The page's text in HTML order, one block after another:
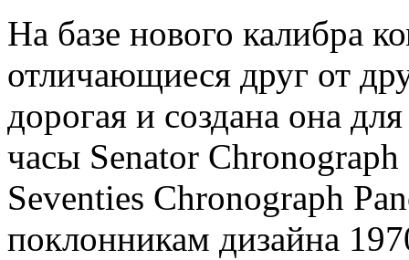
На базе нового калибра
отличающиеся друг от
дорогая и создана она
часы Senator
Seventies Chronograph
поклонникам дизайна